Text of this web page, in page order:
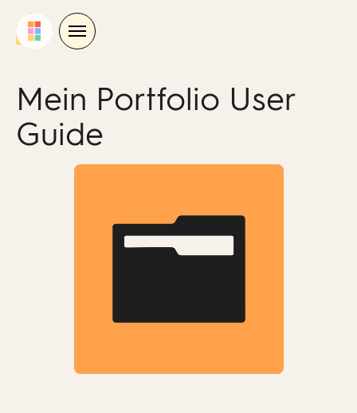
Mein Portfolio User
Guide